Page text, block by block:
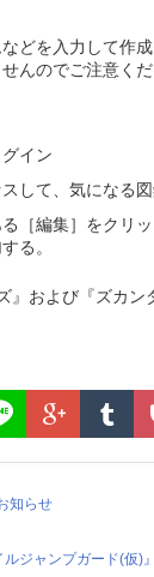
どを入力して作成
んのでご注意くだ
イン
して、気になる図
［編集］をクリッ
る。
』および『ズカン
知らせ
ジャンプガード(仮)